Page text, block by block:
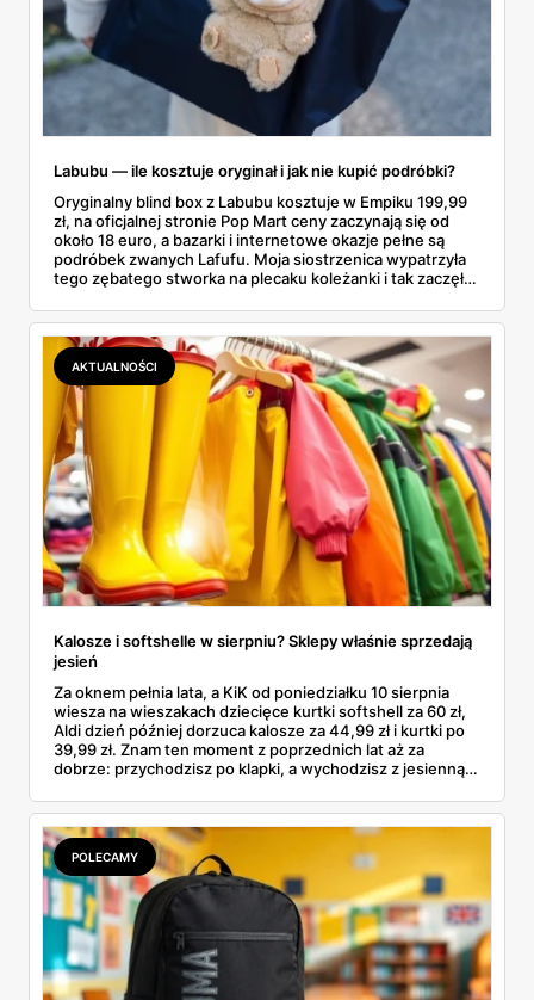
Labubu — ile kosztuje oryginał i jak nie kupić podróbki?
Oryginalny blind box z Labubu kosztuje w Empiku 199,99
zł, na oficjalnej stronie Pop Mart ceny zaczynają się od
około 18 euro, a bazarki i internetowe okazje pełne są
podróbek zwanych Lafufu. Moja siostrzenica wypatrzyła
tego zębatego stworka na plecaku koleżanki i tak zaczęło
kosztuje i po czym poznać, że sprzedawca nie wciska nam
podróbki. Spisałam wszystko, czego się dowiedziałam —
łącznie z jedną wpadką, o której za chwilę.
AKTUALNOŚCI
Kalosze i softshelle w sierpniu? Sklepy właśnie sprzedają
jesień
Za oknem pełnia lata, a KiK od poniedziałku 10 sierpnia
wiesza na wieszakach dziecięce kurtki softshell za 60 zł,
Aldi dzień później dorzuca kalosze za 44,99 zł i kurtki po
39,99 zł. Znam ten moment z poprzednich lat aż za
dobrze: przychodzisz po klapki, a wychodzisz z jesienną
pojawi się w gazetkach w przyszłym tygodniu i czy jest
sens kupować jesień, zanim skończą się wakacje.
POLECAMY